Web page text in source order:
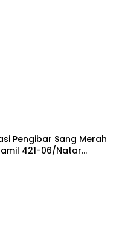
Pengibar Sang Merah
421-06/Natar
di Dua Kecamatan